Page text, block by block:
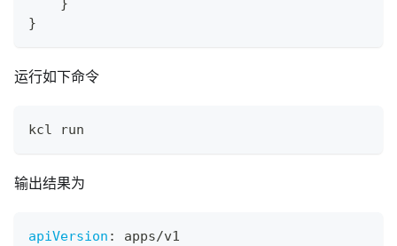
}
}
运行如下命令
kcl run
输出结果为
apiVersion :
apps/v1